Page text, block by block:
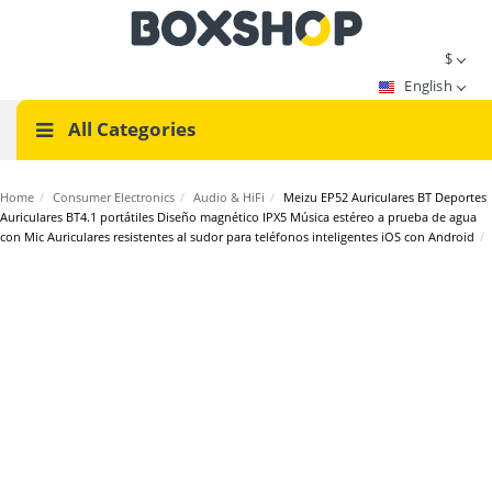
$
English
All Categories
Home / Consumer Electronics / Audio & HiFi / Meizu EP52 Auriculares BT Deportes
Auriculares BT4.1 portátiles Diseño magnético IPX5 Música estéreo a prueba de agua
con Mic Auriculares resistentes al sudor para teléfonos inteligentes iOS con Android /